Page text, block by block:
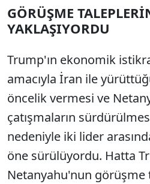
GÖRÜŞME
YAKLAŞIYORDU
Trump'ın ekonomik
amacıyla İran ile
öncelik vermesi ve
çatışmaların
nedeniyle iki lider
öne sürülüyordu. Hatta
Netanyahu'nun